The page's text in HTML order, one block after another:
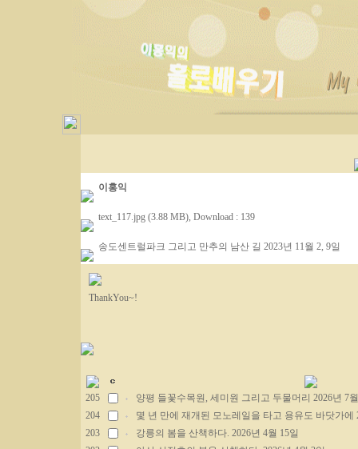
이홍익
text_117.jpg (3.88 MB), Download : 139
송도센트럴파크 그리고 만추의 남산 길 2023년 11월 2, 9일
ThankYou~!
205
양평 들꽃수목원, 세미원 그리고 두물머리 2026년 7
204
몇 년 만에 재개된 모노레일을 타고 용유도 바닷가에
203
강릉의 봄을 산책하다. 2026년 4월 15일